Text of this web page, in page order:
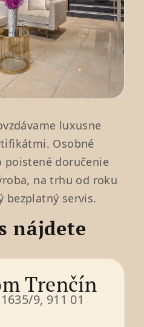
luxusne
Osobné
poistené doručenie
na trhu od roku
bezplatný servis.
nájdete
Trenčín
9, 911 01